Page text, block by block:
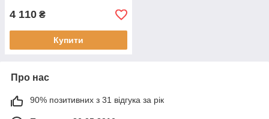
4 110 ₴
Купити
Про нас
90% позитивних з 31 відгука за рік